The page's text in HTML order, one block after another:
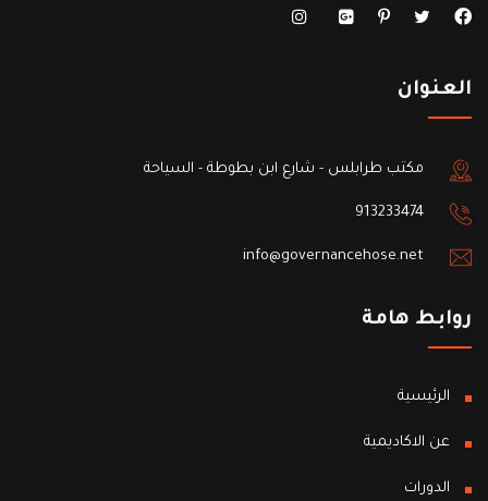
العنوان
مكتب طرابلس - شارع ابن بطوطة - السياحة
913233474
info@governancehose.net
روابط هامة
الرئيسية
عن الاكاديمية
الدورات